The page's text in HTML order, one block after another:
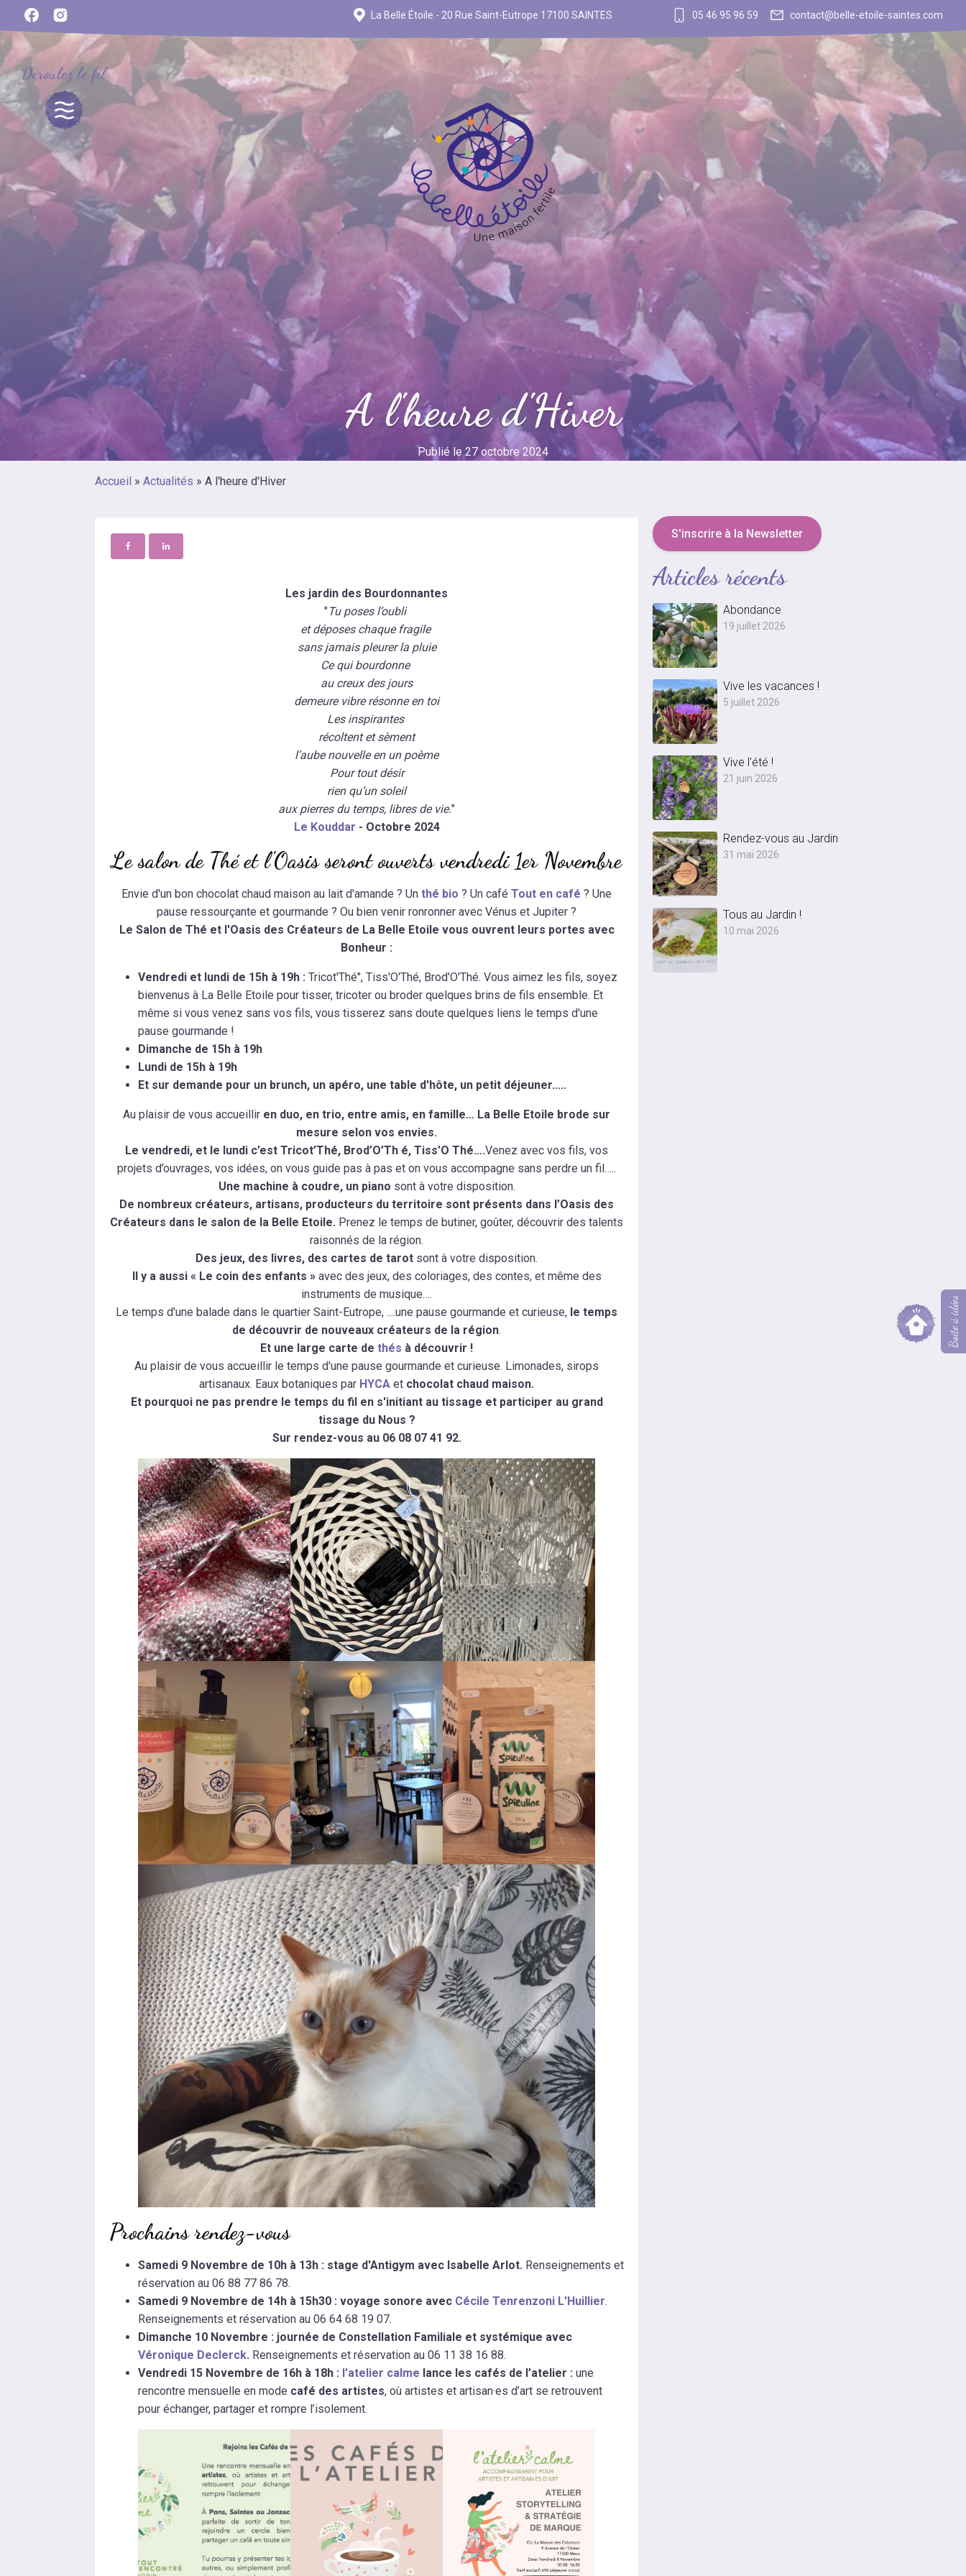
La Belle Étoile - 20 Rue Saint-Eutrope 17100 SAINTES 05 46 95 96 59 contact@belle-etoile-saintes.com
Déroulez le fil
A l'heure d'Hiver
Publié le27 octobre 2024
Accueil » Actualités » A l'heure d'Hiver
Les jardin des Bourdonnantes
"Tu poses l’oubli
et déposes chaque fragile
sans jamais pleurer la pluie
Ce qui bourdonne
au creux des jours
demeure vibre résonne en toi
Les inspirantes
récoltent et sèment
l’aube nouvelle en un poème
Pour tout désir
rien qu’un soleil
aux pierres du temps, libres de vie."
Le Kouddar - Octobre 2024
Le salon de Thé et l'Oasis seront ouverts vendredi 1er Novembre
Envie d'un bon chocolat chaud maison au lait d'amande ? Un thé bio ? Un café Tout en café ? Une
pause ressourçante et gourmande ? Ou bien venir ronronner avec Vénus et Jupiter ?
Le Salon de Thé et l'Oasis des Créateurs de La Belle Etoile vous ouvrent leurs portes avec
Bonheur :
Vendredi et lundi de 15h à 19h : Tricot'Thé", Tiss'O'Thé, Brod'O'Thé. Vous aimez les fils, soyez
bienvenus à La Belle Etoile pour tisser, tricoter ou broder quelques brins de fils ensemble. Et
même si vous venez sans vos fils, vous tisserez sans doute quelques liens le temps d'une
pause gourmande !
Dimanche de 15h à 19h
Lundi de 15h à 19h
Et sur demande pour un brunch, un apéro, une table d'hôte, un petit déjeuner.....
Au plaisir de vous accueillir en duo, en trio, entre amis, en famille… La Belle Etoile brode sur
mesure selon vos envies.
Le vendredi, et le lundi c’est Tricot’Thé, Brod’O’Th é, Tiss’O Thé….Venez avec vos fils, vos
projets d’ouvrages, vos idées, on vous guide pas à pas et on vous accompagne sans perdre un fil…..
Une machine à coudre, un piano sont à votre disposition.
De nombreux créateurs, artisans, producteurs du territoire sont présents dans l’Oasis des
Créateurs dans le salon de la Belle Etoile. Prenez le temps de butiner, goûter, découvrir des talents
raisonnés de la région.
Des jeux, des livres, des cartes de tarot sont à votre disposition.
Il y a aussi « Le coin des enfants »avec des jeux, des coloriages, des contes, et même des
instruments de musique….
Le temps d'une balade dans le quartier Saint-Eutrope, ....une pause gourmande et curieuse, le temps
de découvrir de nouveaux créateurs de la région.
Et une large carte de thés à découvrir !
Au plaisir de vous accueillir le temps d'une pause gourmande et curieuse. Limonades, sirops
artisanaux. Eaux botaniques par HYCA et chocolat chaud maison.
Et pourquoi ne pas prendre le temps du fil en s'initiant au tissage et participer au grand
tissage du Nous ?
Sur rendez-vous au 06 08 07 41 92.
Prochains rendez-vous
Samedi 9 Novembre de 10h à 13h : stage d'Antigym avec Isabelle Arlot. Renseignements et
réservation au 06 88 77 86 78.
Samedi 9 Novembre de 14h à 15h30 : voyage sonore avec Cécile Tenrenzoni L'Huillier.
Renseignements et réservation au 06 64 68 19 07.
Dimanche 10 Novembre : journée de Constellation Familiale et systémique avec
Véronique Declerck. Renseignements et réservation au 06 11 38 16 88.
Vendredi 15 Novembre de 16h à 18h : l'atelier calme lance les cafés de l’atelier : une
rencontre mensuelle en mode café des artistes, où artistes et artisan·es d’art se retrouvent
pour échanger, partager et rompre l’isolement.
S'inscrire à la Newsletter
Articles récents
Abondance
19 juillet 2026
Vive les vacances !
5 juillet 2026
Vive l'été !
21 juin 2026
Rendez-vous au Jardin
31 mai 2026
Tous au Jardin !
10 mai 2026
Boîte à idées